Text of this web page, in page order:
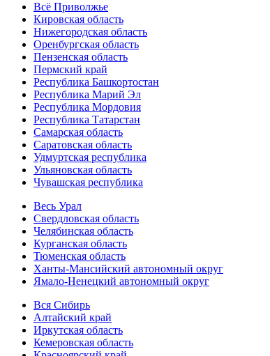
Всё Приволжье
Кировская область
Нижегородская область
Оренбургская область
Пензенская область
Пермский край
Республика Башкортостан
Республика Марий Эл
Республика Мордовия
Республика Татарстан
Самарская область
Саратовская область
Удмуртская республика
Ульяновская область
Чувашская республика
Весь Урал
Свердловская область
Челябинская область
Курганская область
Тюменская область
Ханты-Мансийский автономный округ
Ямало-Ненецкий автономный округ
Вся Сибирь
Алтайский край
Иркутская область
Кемеровская область